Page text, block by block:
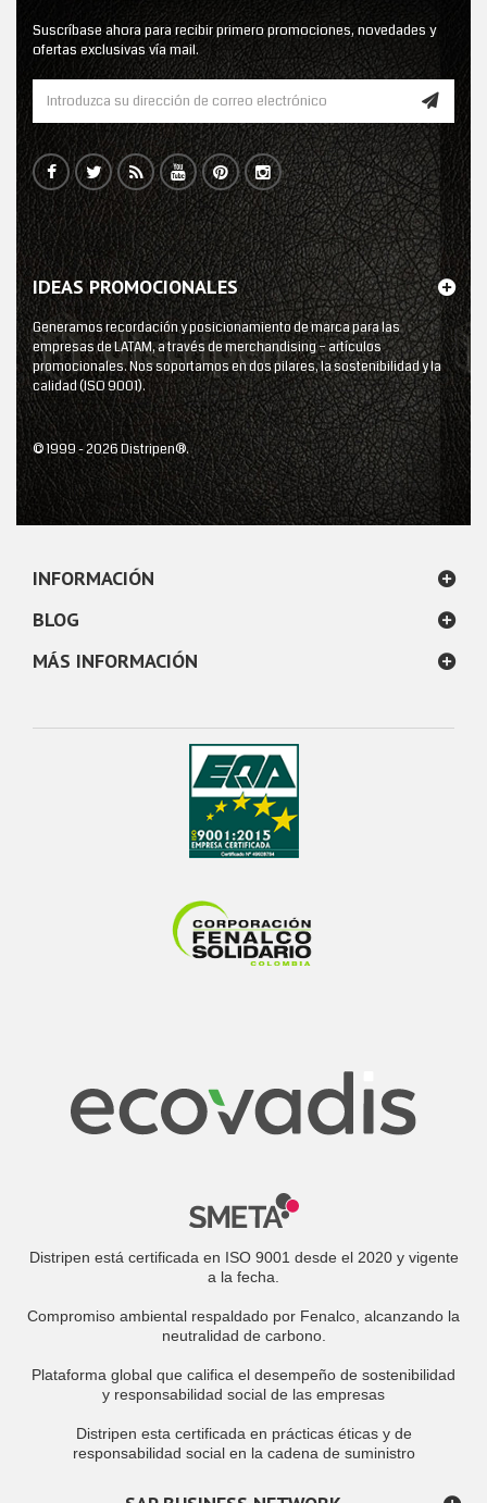
Suscríbase ahora para recibir primero promociones, novedades y
ofertas exclusivas vía mail.
IDEAS PROMOCIONALES
Generamos recordación y posicionamiento de marca para las
empresas de LATAM, a través de merchandising – artículos
promocionales. Nos soportamos en dos pilares, la sostenibilidad y la
calidad (ISO 9001).
© 1999 - 2026 Distripen®.
INFORMACIÓN
BLOG
MÁS INFORMACIÓN
Distripen está certificada en ISO 9001 desde el 2020 y vigente
a la fecha.
Compromiso ambiental respaldado por Fenalco, alcanzando la
neutralidad de carbono.
Plataforma global que califica el desempeño de sostenibilidad
y responsabilidad social de las empresas
Distripen esta certificada en prácticas éticas y de
responsabilidad social en la cadena de suministro